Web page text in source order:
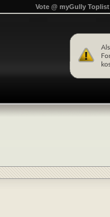
Vote @ myGully Toplist